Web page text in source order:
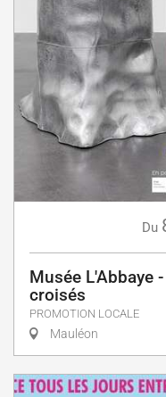
Du
Musée L'Abbaye
croisés
PROMOTION LOCALE
Mauléon